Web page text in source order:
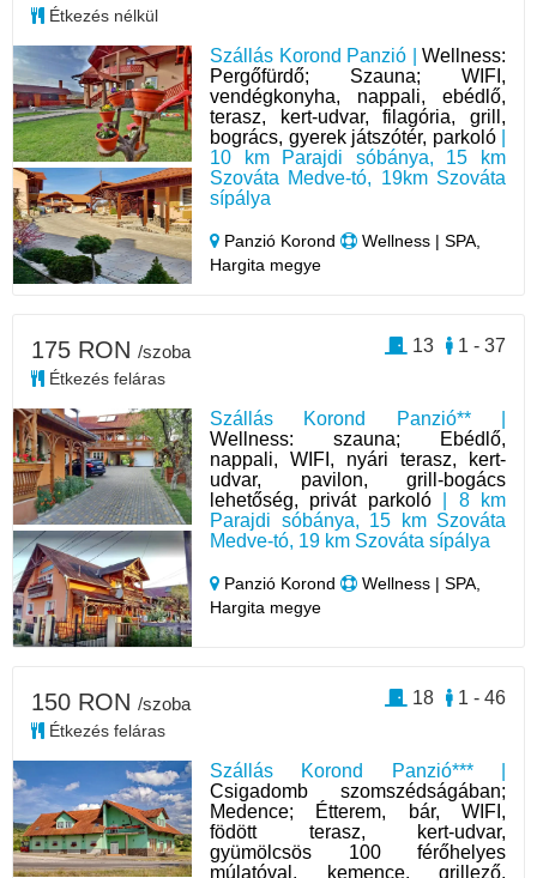
Szállás Korond Panzió | Wellness:
Pergőfürdő; Szauna; WIFI,
vendégkonyha, nappali, ebédlő,
terasz, kert-udvar, filagória, grill,
bogrács, gyerek játszótér, parkoló|
10 km Parajdi sóbánya, 15 km
Szováta Medve-tó, 19km Szováta
sípálya
Panzió Korond
Wellness | SPA,
Hargita megye
Étkezés nélkül
Szállás Korond Panzió** |
Wellness: szauna; Ebédlő,
nappali, WIFI, nyári terasz, kert-
udvar, pavilon, grill-bogács
lehetőség, privát parkoló| 8 km
Parajdi sóbánya, 15 km Szováta
Medve-tó, 19 km Szováta sípálya
Panzió Korond
Wellness | SPA,
Hargita megye
175 RON /szoba
Étkezés feláras
1 - 37
13
Szállás Korond Panzió*** |
Csigadomb szomszédságában;
Medence; Étterem, bár, WIFI,
födött terasz, kert-udvar,
gyümölcsös 100 férőhelyes
múlatóval, kemence, grillező,
150 RON /szoba
Étkezés feláras
1 - 46
18